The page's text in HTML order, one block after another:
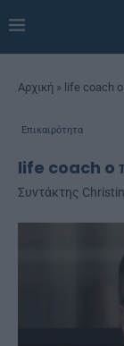
Αρχική » life coach
Επικαιρότητα
life coach o
Συντάκτης